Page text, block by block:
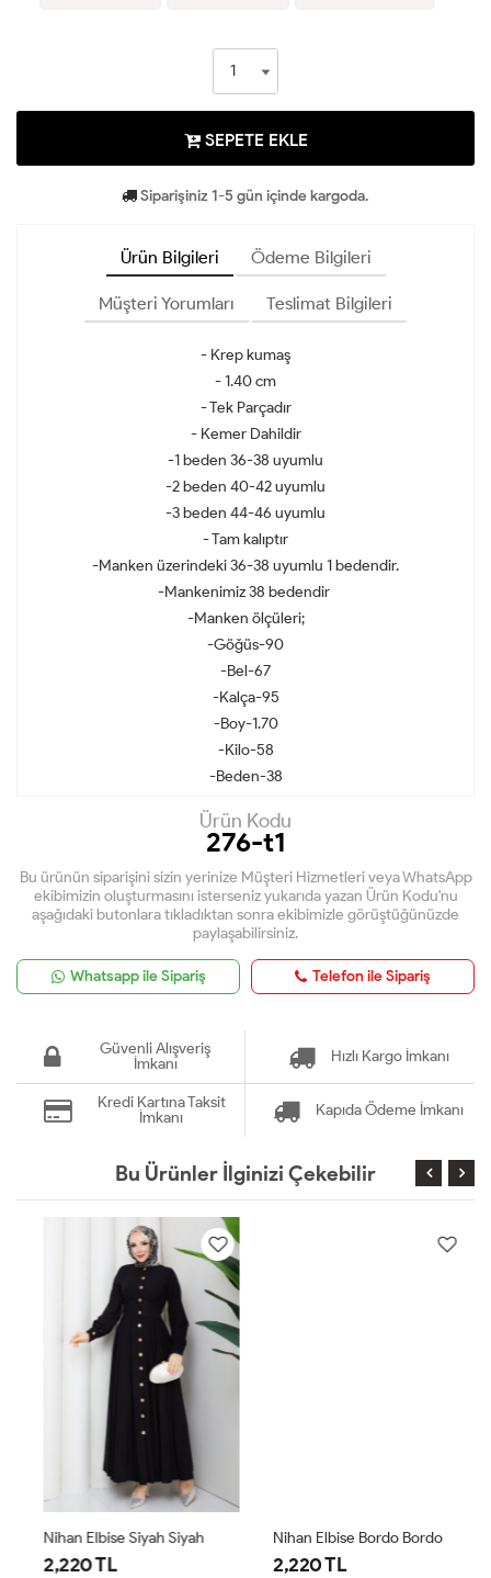
SEPETE EKLE
Siparişiniz 1-5 gün içinde kargoda.
Ürün Bilgileri Ödeme Bilgileri
Müşteri Yorumları Teslimat Bilgileri
- Krep kumaş
- 1.40 cm
- Tek Parçadır
- Kemer Dahildir
-1 beden 36-38 uyumlu
-2 beden 40-42 uyumlu
-3 beden 44-46 uyumlu
- Tam kalıptır
-Manken üzerindeki 36-38 uyumlu 1 bedendir.
-Mankenimiz 38 bedendir
-Manken ölçüleri;
-Göğüs-90
-Bel-67
-Kalça-95
-Boy-1.70
-Kilo-58
-Beden-38
Ürün Kodu
276-t1
Bu ürünün siparişini sizin yerinize Müşteri Hizmetleri veya WhatsApp
ekibimizin oluşturmasını isterseniz yukarıda yazan Ürün Kodu'nu
aşağıdaki butonlara tıkladıktan sonra ekibimizle görüştüğünüzde
paylaşabilirsiniz.
Whatsapp ile Sipariş Telefon ile Sipariş
Güvenli Alışveriş
İmkanı
Hızlı Kargo İmkanı
Kredi Kartına Taksit
İmkanı
Kapıda Ödeme İmkanı
Bu Ürünler İlginizi Çekebilir
Nihan Elbise Siyah Siyah
2,220 TL
Nihan Elbise Bordo Bordo
2,220 TL